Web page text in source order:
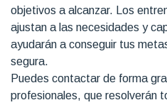
objetivos a alcanzar. Los
ajustan a las necesidades y
ayudarán a conseguir tus
segura.
Puedes contactar de forma
profesionales, que resolverán